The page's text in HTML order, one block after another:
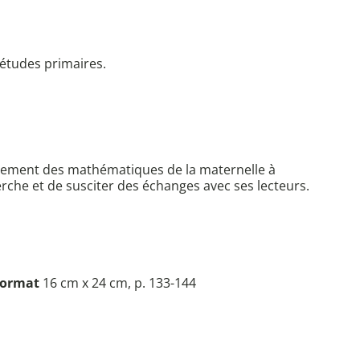
primaires.
des mathématiques de la maternelle à
et de susciter des échanges avec ses lecteurs.
16 cm x 24 cm, p. 133-144